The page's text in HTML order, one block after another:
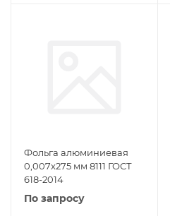
Фольга алюминиевая
0,007х275 мм 8111 ГОСТ
618-2014
По запросу